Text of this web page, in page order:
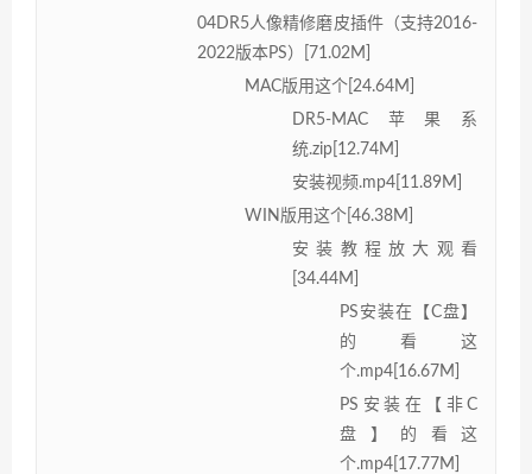
04DR5人像精修磨皮插件（支持2016-
2022版本PS）[71.02M]
MAC版用这个[24.64M]
DR5-MAC苹果系
统.zip[12.74M]
安装视频.mp4[11.89M]
WIN版用这个[46.38M]
安装教程放大观看
[34.44M]
PS安装在【C盘】
的看这
个.mp4[16.67M]
PS安装在【非C
盘】的看这
个.mp4[17.77M]